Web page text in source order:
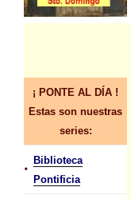
¡ PONTE AL DÍA !
Estas son nuestras
series:
•
Biblioteca
Pontificia